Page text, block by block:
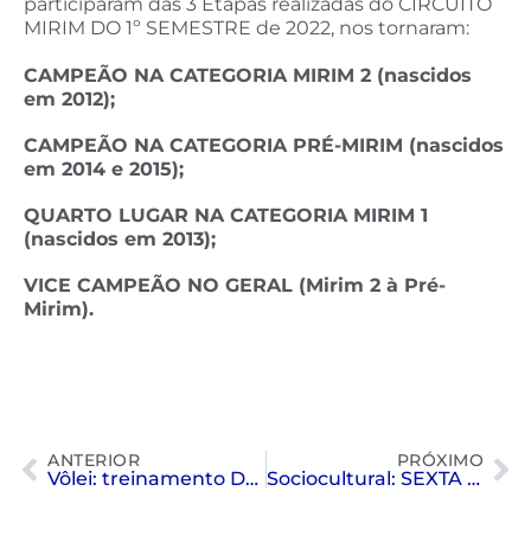
participaram das 3 Etapas realizadas do CIRCUITO
MIRIM DO 1º SEMESTRE de 2022, nos tornaram:
CAMPEÃO NA CATEGORIA MIRIM 2 (nascidos
em 2012);
CAMPEÃO NA CATEGORIA PRÉ-MIRIM (nascidos
em 2014 e 2015);
QUARTO LUGAR NA CATEGORIA MIRIM 1
(nascidos em 2013);
VICE CAMPEÃO NO GERAL (Mirim 2 à Pré-
Mirim).
ANTERIOR
Vôlei: treinamento Drake University
PRÓXIMO
Sociocultural: SEXTA DANÇANTE ESTÁ DE VOLTA!!!